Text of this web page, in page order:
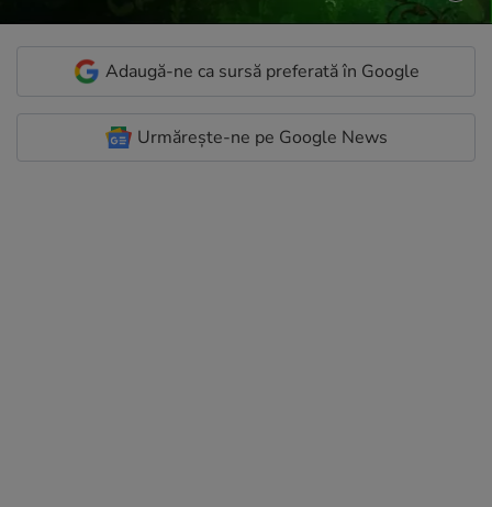
Adaugă-ne ca sursă preferată în Google
Urmărește-ne pe Google News